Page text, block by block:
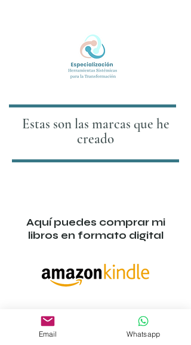
Estas son las marcas que he
creado
Aquí puedes comprar mi
libros en formato digital
Aquí puedes comprar mi
libros en formato papel
Email Whatsapp